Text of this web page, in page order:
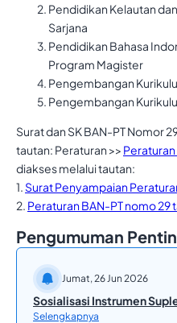
Pendidikan Kelautan
Sarjana
Pendidikan Bahasa
Program Magister
Pengembangan
Pengembangan
Surat dan SK BAN-PT Nomor
tautan: Peraturan >> Peraturan
diakses melalui tautan:
1. Surat Penyampaian
2. Peraturan BAN-PT nomo 29
Pengumuman
Jumat, 26 Jun 2026
Sosialisasi Instrumen
Selengkapnya